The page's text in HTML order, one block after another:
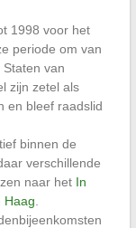
1998 voor het
periode om van
van
zijn zetel als
en bleef raadslid
binnen de
verschillende
naar hetIn
Haag